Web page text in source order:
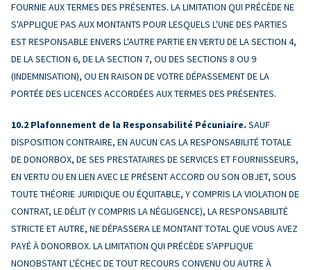
FOURNIE AUX TERMES DES PRÉSENTES. LA LIMITATION QUI PRÉCÈDE NE
S'APPLIQUE PAS AUX MONTANTS POUR LESQUELS L'UNE DES PARTIES
EST RESPONSABLE ENVERS L'AUTRE PARTIE EN VERTU DE LA SECTION 4,
DE LA SECTION 6, DE LA SECTION 7, OU DES SECTIONS 8 OU 9
(INDEMNISATION), OU EN RAISON DE VOTRE DÉPASSEMENT DE LA
PORTÉE DES LICENCES ACCORDÉES AUX TERMES DES PRÉSENTES.
Plafonnement de la Responsabilité Pécuniaire. SAUF
DISPOSITION CONTRAIRE, EN AUCUN CAS LA RESPONSABILITÉ TOTALE
DE DONORBOX, DE SES PRESTATAIRES DE SERVICES ET FOURNISSEURS,
EN VERTU OU EN LIEN AVEC LE PRÉSENT ACCORD OU SON OBJET, SOUS
TOUTE THÉORIE JURIDIQUE OU ÉQUITABLE, Y COMPRIS LA VIOLATION DE
CONTRAT, LE DÉLIT (Y COMPRIS LA NÉGLIGENCE), LA RESPONSABILITÉ
STRICTE ET AUTRE, NE DÉPASSERA LE MONTANT TOTAL QUE VOUS AVEZ
PAYÉ À DONORBOX. LA LIMITATION QUI PRÉCÈDE S'APPLIQUE
NONOBSTANT L'ÉCHEC DE TOUT RECOURS CONVENU OU AUTRE À